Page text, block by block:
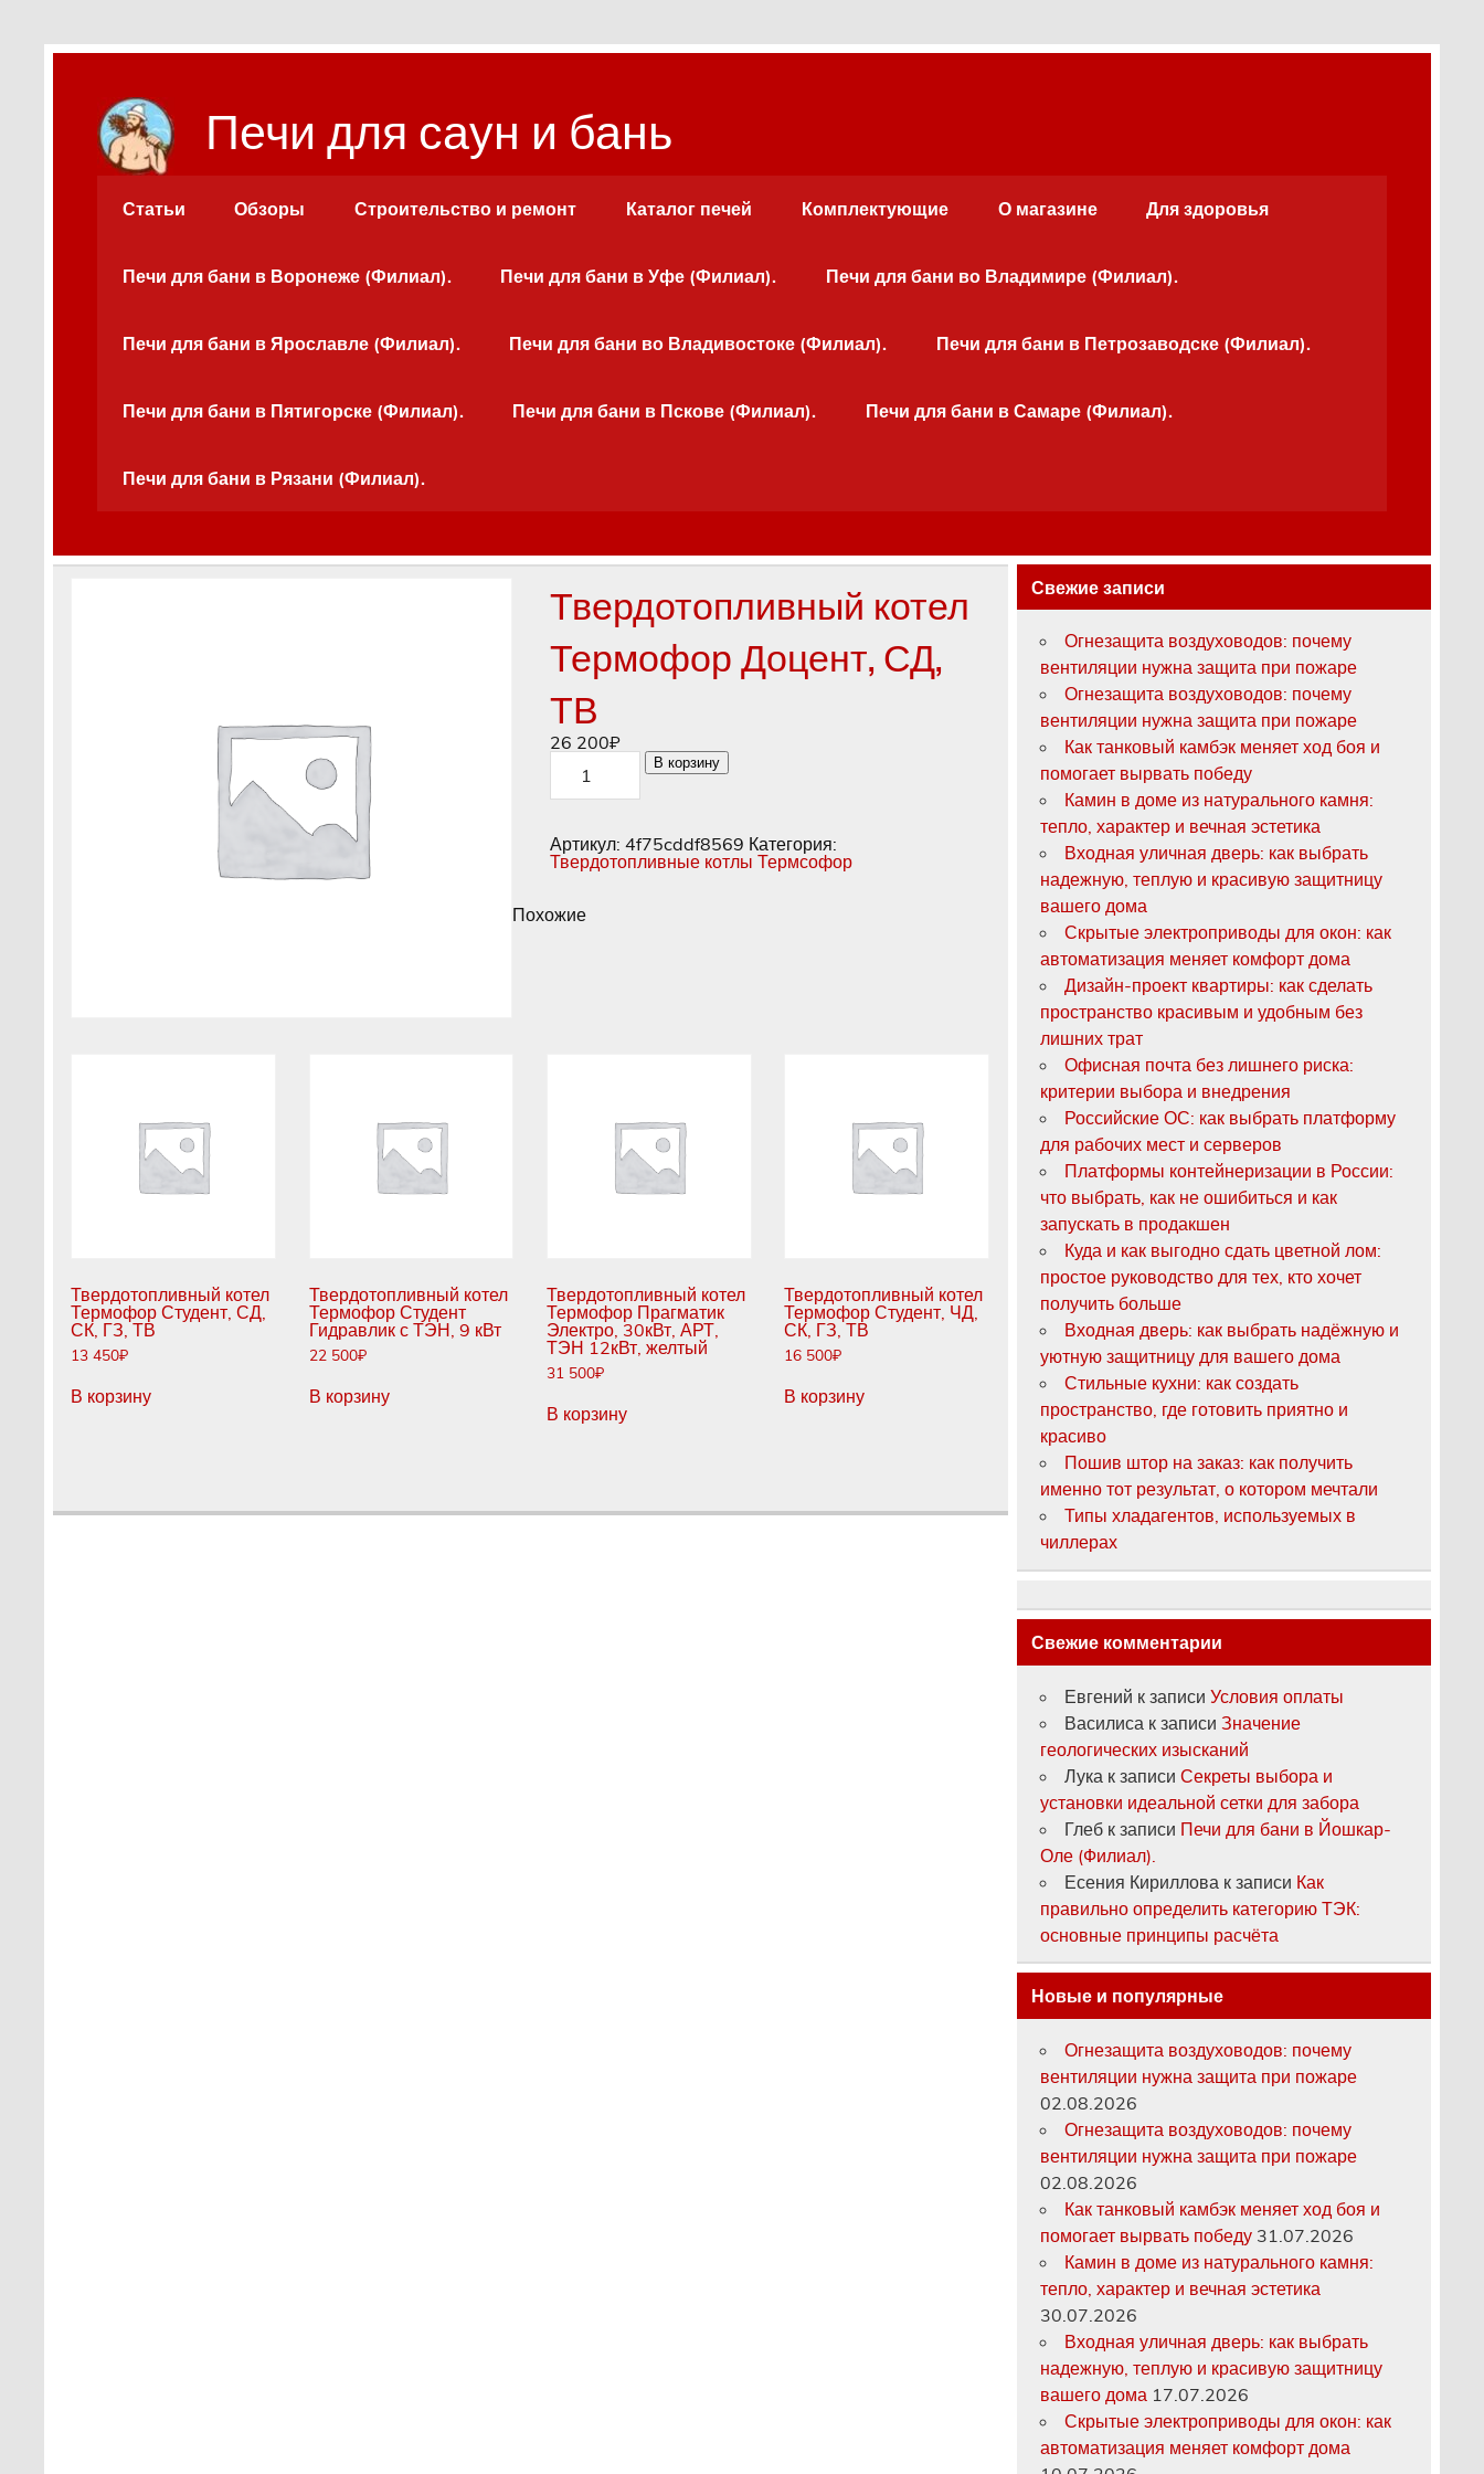
содержимому
Печи для саун и бань
Статьи Обзоры Строительство и ремонт Каталог печей Комплектующие О магазине Для здоровья
Печи для бани в Воронеже (Филиал). Печи для бани в Уфе (Филиал). Печи для бани во Владимире (Филиал).
Печи для бани в Ярославле (Филиал). Печи для бани во Владивостоке (Филиал). Печи для бани в Петрозаводске (Филиал).
Печи для бани в Пятигорске (Филиал). Печи для бани в Пскове (Филиал). Печи для бани в Самаре (Филиал).
Печи для бани в Рязани (Филиал).
Твердотопливный котел
Термофор Доцент, СД,
ТВ
26 200₽
Количество
товара
Твердотопливный
Доцент,
СД,
В корзину
Артикул: 4f75cddf8569 Категория:
Твердотопливные котлы Термсофор
Похожие
Твердотопливный котел
Термофор Студент, СД,
СК, ГЗ, ТВ
13 450₽
В корзину
Твердотопливный котел
Термофор Студент
Гидравлик с ТЭН, 9 кВт
22 500₽
В корзину
Твердотопливный котел
Термофор Прагматик
Электро, 30кВт, АРТ,
ТЭН 12кВт, желтый
31 500₽
В корзину
Твердотопливный котел
Термофор Студент, ЧД,
СК, ГЗ, ТВ
16 500₽
В корзину
Свежие записи
Огнезащита воздуховодов: почему
вентиляции нужна защита при пожаре
Огнезащита воздуховодов: почему
вентиляции нужна защита при пожаре
Как танковый камбэк меняет ход боя и
помогает вырвать победу
Камин в доме из натурального камня:
тепло, характер и вечная эстетика
Входная уличная дверь: как выбрать
надежную, теплую и красивую защитницу
вашего дома
Скрытые электроприводы для окон: как
автоматизация меняет комфорт дома
Дизайн-проект квартиры: как сделать
пространство красивым и удобным без
лишних трат
Офисная почта без лишнего риска:
критерии выбора и внедрения
Российские ОС: как выбрать платформу
для рабочих мест и серверов
Платформы контейнеризации в России:
что выбрать, как не ошибиться и как
запускать в продакшен
Куда и как выгодно сдать цветной лом:
простое руководство для тех, кто хочет
получить больше
Входная дверь: как выбрать надёжную и
уютную защитницу для вашего дома
Стильные кухни: как создать
пространство, где готовить приятно и
красиво
Пошив штор на заказ: как получить
именно тот результат, о котором мечтали
Типы хладагентов, используемых в
чиллерах
Свежие комментарии
Евгений к записиУсловия оплаты
Василиса к записиЗначение
геологических изысканий
Лука к записиСекреты выбора и
установки идеальной сетки для забора
Глеб к записи Печи для бани в Йошкар-
Оле (Филиал).
Есения Кириллова к записи Как
правильно определить категорию ТЭК:
основные принципы расчёта
Новые и популярные
Огнезащита воздуховодов: почему
вентиляции нужна защита при пожаре
02.08.2026
Огнезащита воздуховодов: почему
вентиляции нужна защита при пожаре
02.08.2026
Как танковый камбэк меняет ход боя и
помогает вырвать победу 31.07.2026
Камин в доме из натурального камня:
тепло, характер и вечная эстетика
30.07.2026
Входная уличная дверь: как выбрать
надежную, теплую и красивую защитницу
вашего дома 17.07.2026
Скрытые электроприводы для окон: как
автоматизация меняет комфорт дома